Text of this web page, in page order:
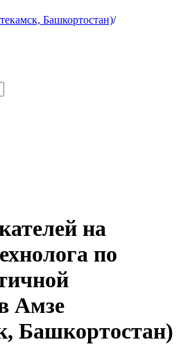
Башкортостан)/
на
по
Амзе
Башкортостан)